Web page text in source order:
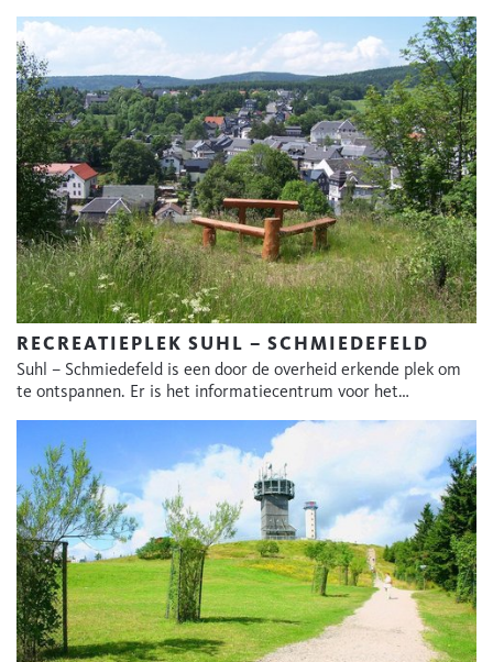
RECREATIEPLEK SUHL – SCHMIEDEFELD
Suhl – Schmiedefeld is een door de overheid erkende plek om
te ontspannen. Er is het informatiecentrum voor het…